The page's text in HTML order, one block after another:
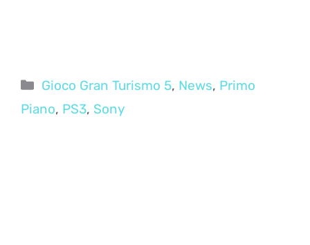
Categorie
Gioco Gran Turismo 5, News, Primo
Piano, PS3, Sony